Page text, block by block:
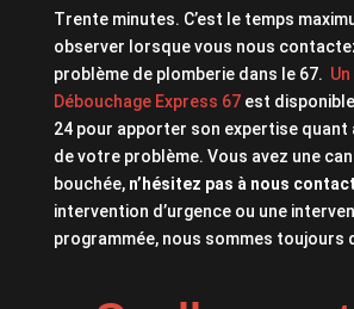
Trente minutes. C’est le temps
observer lorsque vous nous
problème de plomberie dans le 67.
Débouchage Express 67est
24 pour apporter son expertise quant
de votre problème. Vous avez une
bouchée,n’hésitez pas à nous
intervention d’urgence ou une
programmée, nous sommes toujours